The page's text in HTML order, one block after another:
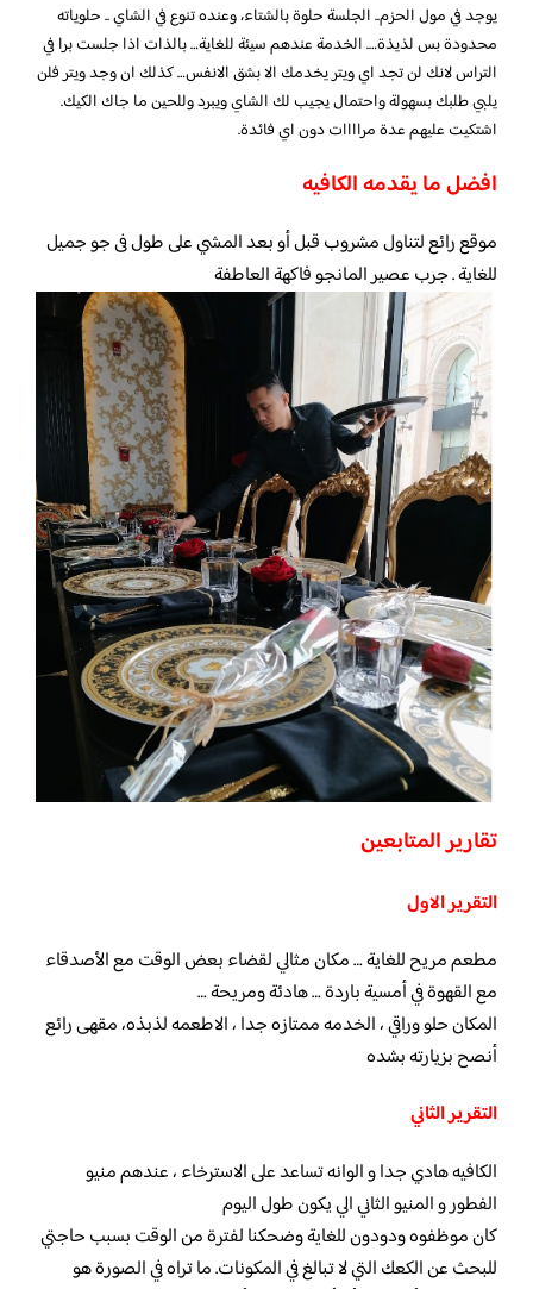
يوجد في مول الحزم.. الجلسة حلوة بالشتاء، وعنده تنوع في الشاي .. حلوياته
محدودة بس لذيذة…. الخدمة عندهم سيئة للغاية… بالذات اذا جلست برا في
التراس لانك لن تجد اي ويتر يخدمك الا بشق الانفس… كذلك ان وجد ويتر فلن
يلبي طلبك بسهولة واحتمال يجيب لك الشاي ويبرد وللحين ما جاك الكيك.
اشتكيت عليهم عدة مراااات دون اي فائدة.
افضل ما يقدمه الكافيه
موقع رائع لتناول مشروب قبل أو بعد المشي على طول فى جو جميل
للغاية . جرب عصير المانجو فاكهة العاطفة
تقارير المتابعين
التقرير الاول
مطعم مريح للغاية … مكان مثالي لقضاء بعض الوقت مع الأصدقاء
مع القهوة في أمسية باردة … هادئة ومريحة …
المكان حلو وراقي ، الخدمه ممتازه جدا ، الاطعمه لذبذه، مقهى رائع
أنصح بزيارته بشده
التقرير الثاني
الكافيه هادي جدا و الوانه تساعد على الاسترخاء ، عندهم منيو
الفطور و المنيو الثاني الي يكون طول اليوم
كان موظفوه ودودون للغاية وضحكنا لفترة من الوقت بسبب حاجتي
للبحث عن الكعك التي لا تبالغ في المكونات. ما تراه في الصورة هو